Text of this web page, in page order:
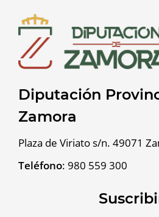
Diputación
Zamora
Plaza de Viriato s/n. 49071
Teléfono: 980 559 300